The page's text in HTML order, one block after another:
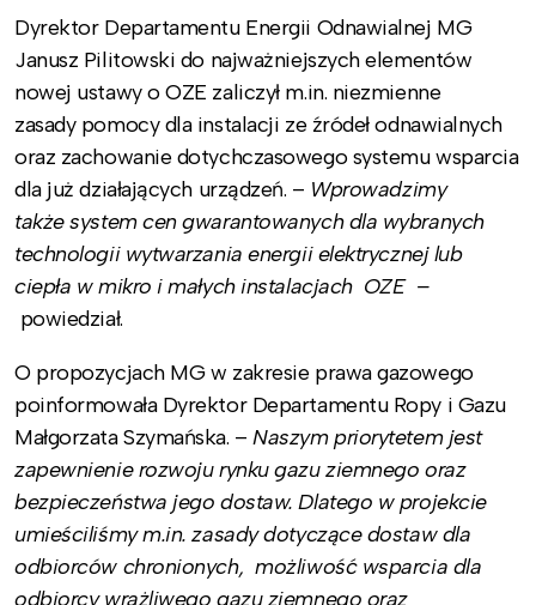
Dyrektor Departamentu Energii Odnawialnej MG
Janusz Pilitowski do najważniejszych elementów
nowej ustawy o OZE zaliczył m.in. niezmienne
zasady pomocy dla instalacji ze źródeł odnawialnych
oraz zachowanie dotychczasowego systemu wsparcia
dla już działających urządzeń. – Wprowadzimy
takżesystem cen gwarantowanych dla wybranych
technologii wytwarzania energii elektrycznej lub
ciepła w mikro i małych instalacjach OZE –
powiedział.
O propozycjach MG w zakresie prawa gazowego
poinformowała Dyrektor Departamentu Ropy i Gazu
Małgorzata Szymańska. –Naszym priorytetem jest
zapewnienie rozwoju rynku gazu ziemnego oraz
bezpieczeństwa jego dostaw. Dlatego w projekcie
umieściliśmy m.in. zasady dotyczące dostaw dla
odbiorców chronionych, możliwość wsparcia dla
odbiorcy wrażliwego gazu ziemnego oraz